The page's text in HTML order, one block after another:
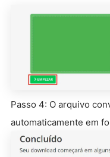
Passo 4: O arquivo
automaticamente em